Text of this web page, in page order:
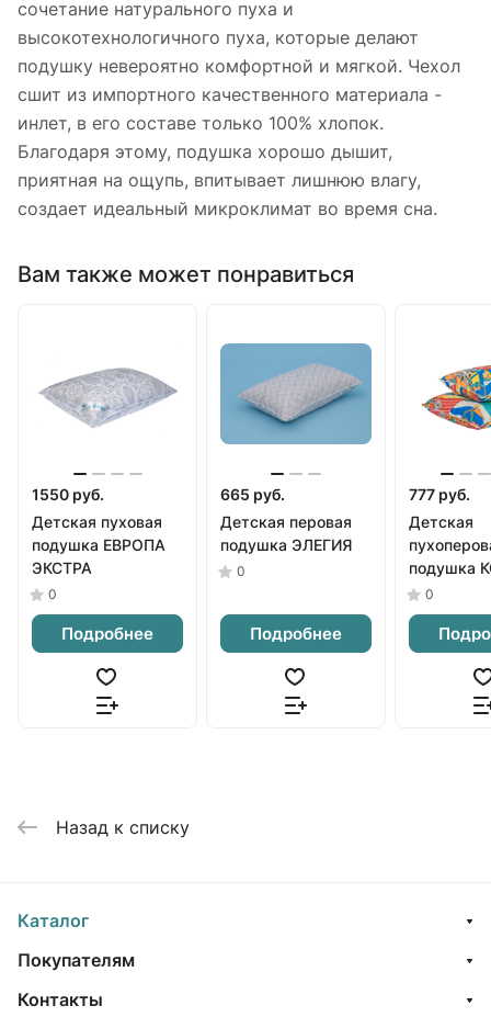
сочетание натурального пуха и
высокотехнологичного пуха, которые делают
подушку невероятно комфортной и мягкой. Чехол
сшит из импортного качественного материала -
инлет, в его составе только 100% хлопок.
Благодаря этому, подушка хорошо дышит,
приятная на ощупь, впитывает лишнюю влагу,
создает идеальный микроклимат во время сна.
Вам также может понравиться
1550 руб.
Детская пуховая
подушка ЕВРОПА
ЭКСТРА
0
Подробнее
665 руб.
Детская перовая
подушка ЭЛЕГИЯ
0
Подробнее
777 руб.
Детская
подушка
0
Назад к списку
Каталог
Покупателям
Контакты